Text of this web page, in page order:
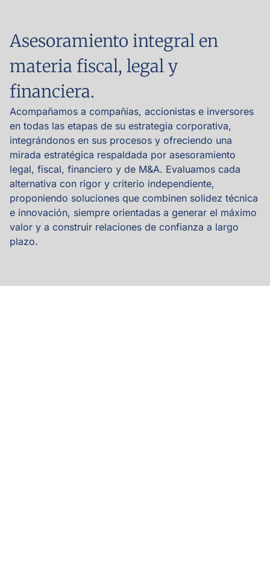
Asesoramiento integral en
materia fiscal, legal y
financiera.
Acompañamos a compañías, accionistas e inversores
en todas las etapas de su estrategia corporativa,
integrándonos en sus procesos y ofreciendo una
mirada estratégica respaldada por asesoramiento
legal, fiscal, financiero y de M&A. Evaluamos cada
alternativa con rigor y criterio independiente,
proponiendo soluciones que combinen solidez técnica
e innovación, siempre orientadas a generar el máximo
valor y a construir relaciones de confianza a largo
plazo.